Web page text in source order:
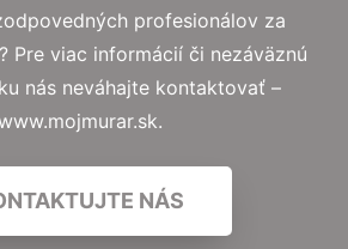
profesionálov za
Pre viac informácií či nezáväznú
nás neváhajte kontaktovať –
NÁS